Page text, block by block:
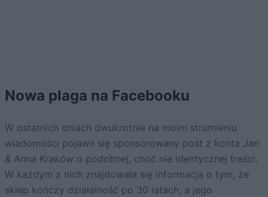
Nowa plaga na Facebooku
W ostatnich dniach dwukrotnie na moim strumieniu
wiadomości pojawił się sponsorowany post z konta Jan
& Anna Kraków o podobnej, choć nie identycznej treści.
W każdym z nich znajdowała się informacja o tym, że
sklep kończy działalność po 30 latach, a jego